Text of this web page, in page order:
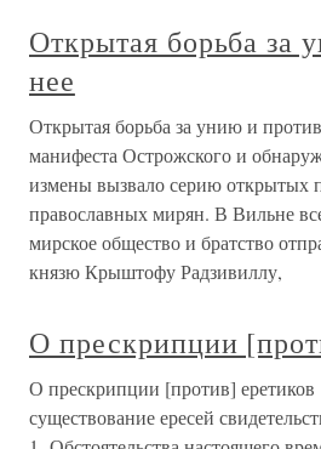
Открытая борьба за
нее
Открытая борьба за унию и
манифеста Острожского и
измены вызвало серию открытых
православных мирян. В Вильне
мирское общество и братство
князю Крыштофу Радзивиллу,
О прескрипции
О прескрипции [против]
существование ересей